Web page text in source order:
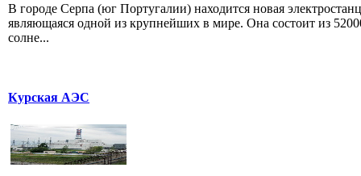
В городе Серпа (юг Португалии) находится новая
являющаяся одной из крупнейших в мире. Она состоит из
солне...
Курская АЭС